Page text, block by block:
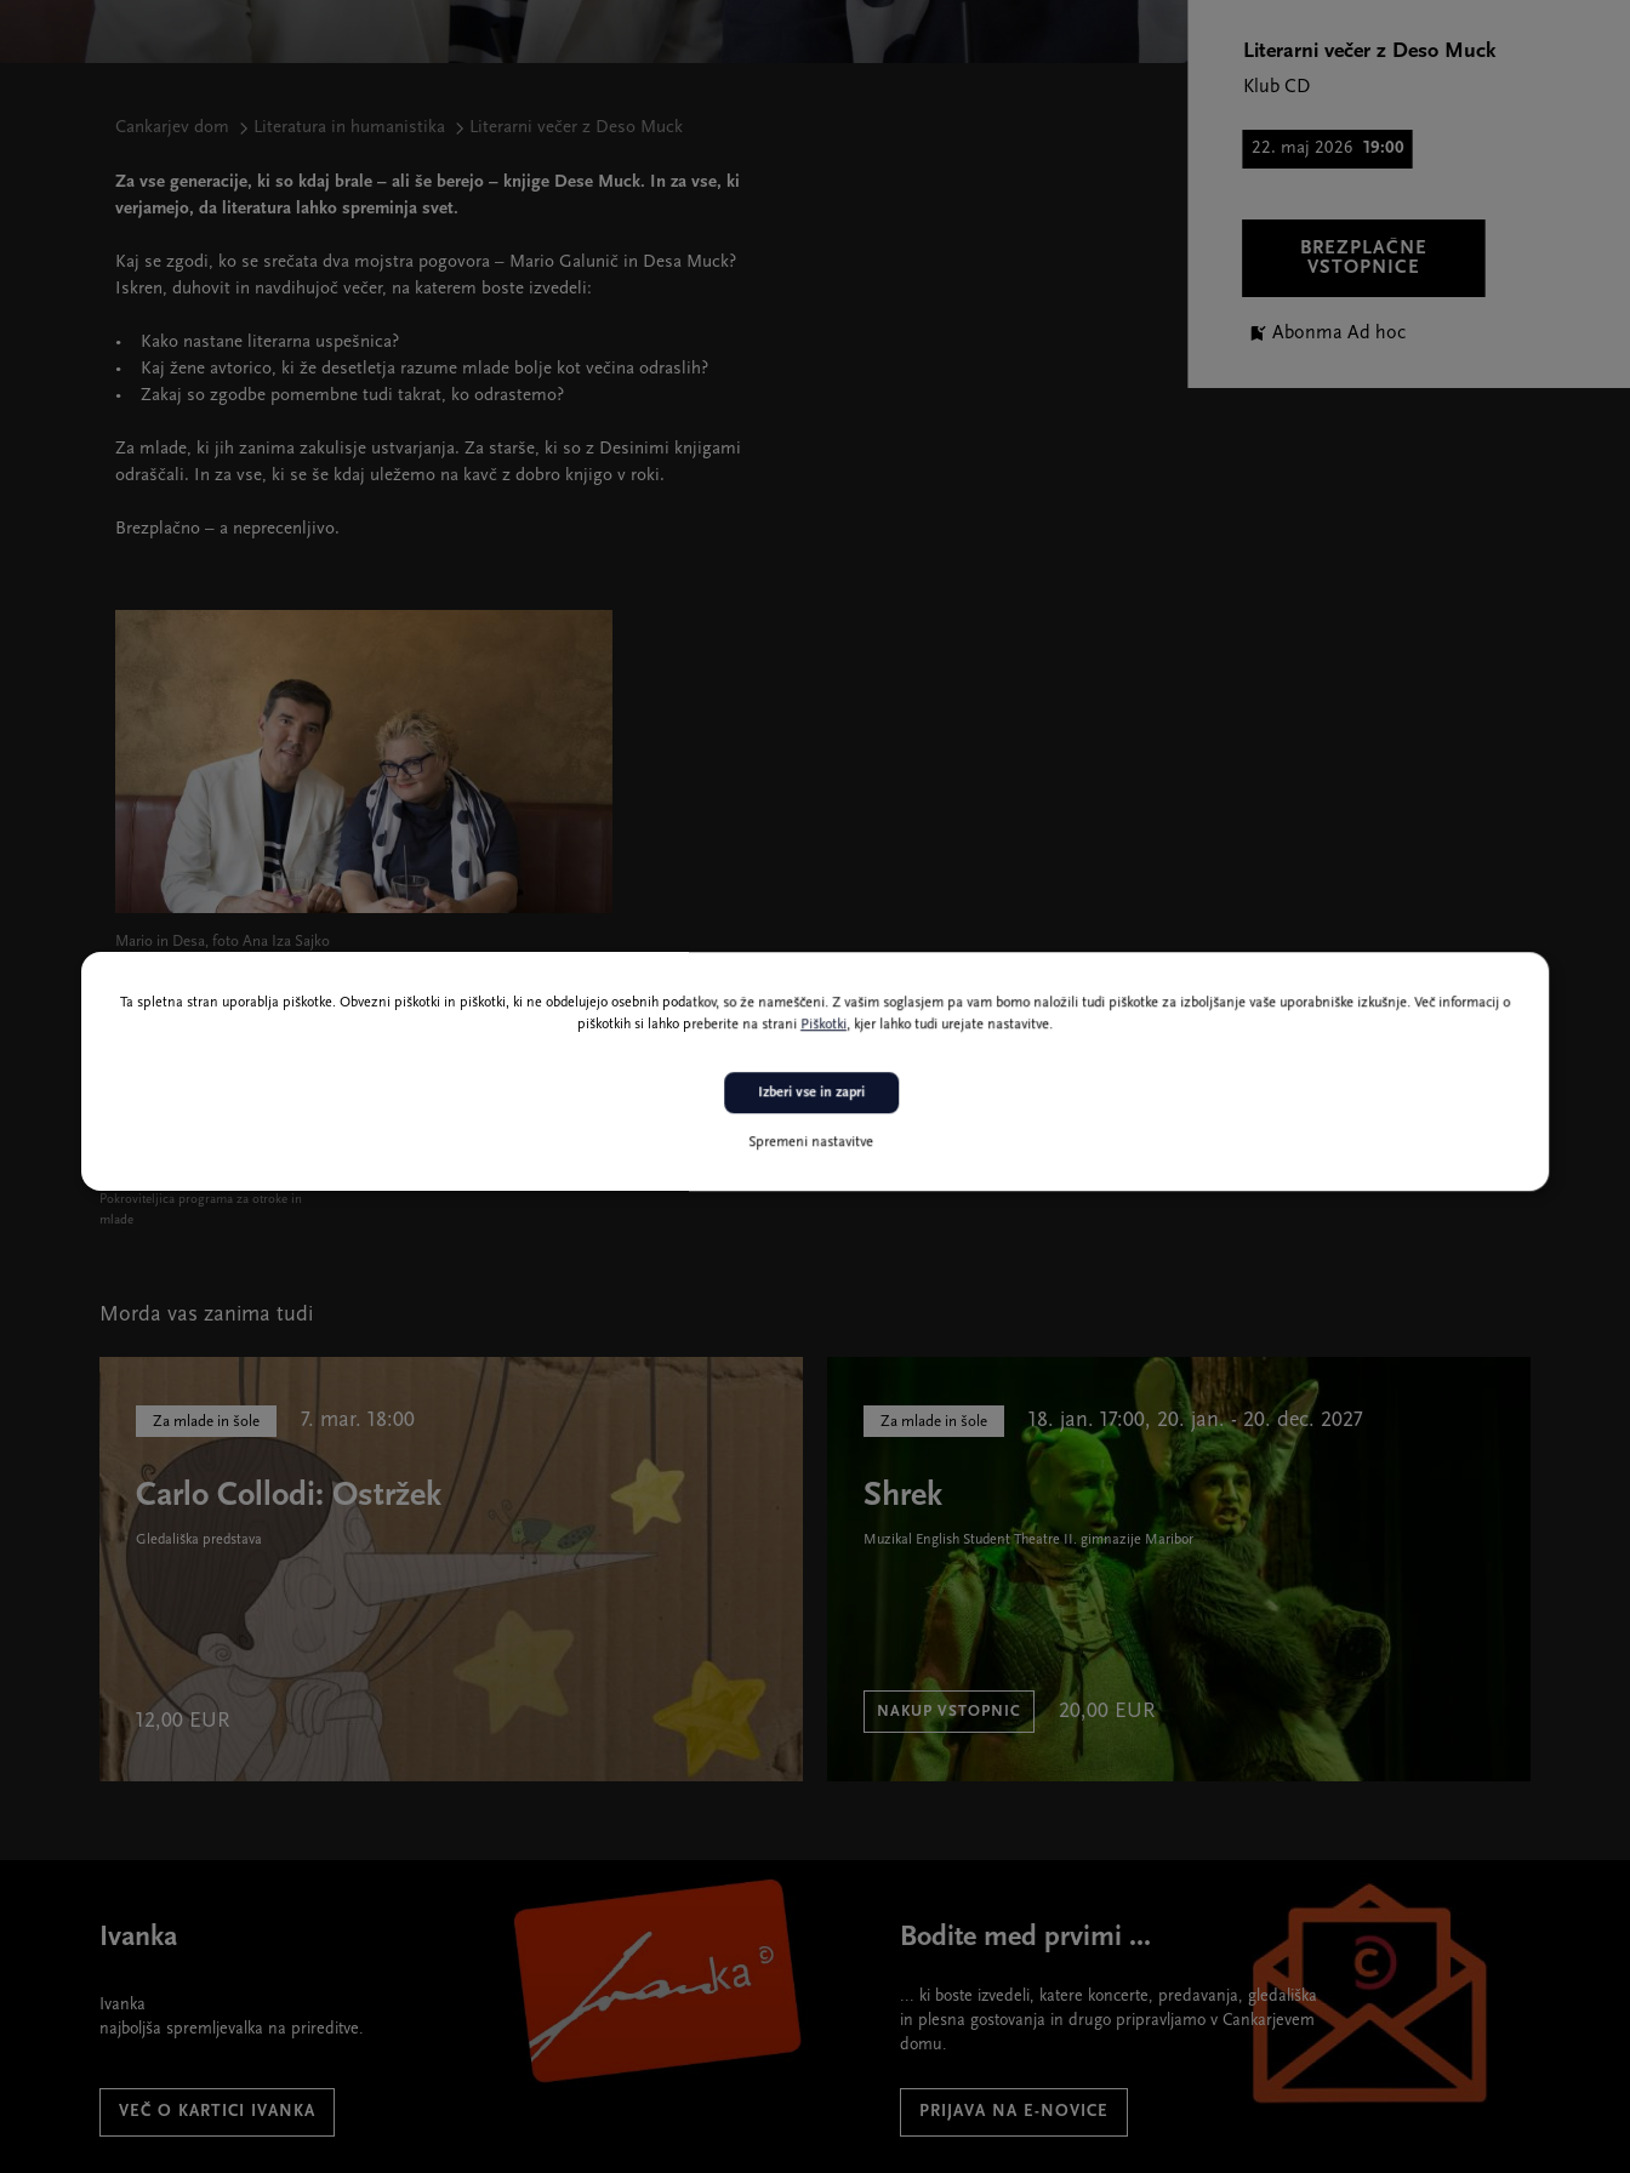
Cankarjev dom Literatura in humanistika Literarni večer z Deso Muck
Za vse generacije, ki so kdaj brale – ali še berejo – knjige Dese Muck. In za vse, ki
verjamejo, da literatura lahko spreminja svet.
Kaj se zgodi, ko se srečata dva mojstra pogovora – Mario Galunič in Desa Muck?
Iskren, duhovit in navdihujoč večer, na katerem boste izvedeli:
• Kako nastane literarna uspešnica?
• Kaj žene avtorico, ki že desetletja razume mlade bolje kot večina odraslih?
• Zakaj so zgodbe pomembne tudi takrat, ko odrastemo?
Za mlade, ki jih zanima zakulisje ustvarjanja. Za starše, ki so z Desinimi knjigami
odraščali. In za vse, ki se še kdaj uležemo na kavč z dobro knjigo v roki.
Brezplačno – a neprecenljivo.
Literarni večer z Deso Muck
Klub CD
22. maj 2026 19:00
BREZPLAČNE
VSTOPNICE
Abonma Ad hoc
Mario in Desa, foto Ana Iza Sajko
Pokroviteljica programa za otroke in
mlade
Morda vas zanima tudi
Za mlade in šole 7. mar. 18:00
Carlo Collodi: Ostržek
Gledališka predstava
12,00 EUR
Za mlade in šole 18. jan. 17:00, 20. jan. - 20. dec. 2027
Shrek
Muzikal English Student Theatre II. gimnazije Maribor
NAKUP VSTOPNIC 20,00 EUR
Ivanka
Ivanka
najboljša spremljevalka na prireditve.
VEČ O KARTICI IVANKA
Bodite med prvimi ...
... ki boste izvedeli, katere koncerte, predavanja, gledališka
in plesna gostovanja in drugo pripravljamo v Cankarjevem
domu.
PRIJAVA NA E-NOVICE
Ta spletna stran uporablja piškotke. Obvezni piškotki in piškotki, ki ne obdelujejo osebnih podatkov, so že nameščeni. Z vašim soglasjem pa vam bomo naložili tudi piškotke za izboljšanje vaše uporabniške izkušnje. Več informacij o
piškotkih si lahko preberite na strani Piškotki, kjer lahko tudi urejate nastavitve.
Spremeni nastavitve
Izberi vse in zapri